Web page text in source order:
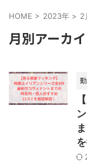
HOME > 2023年 > 2
月別アーカ